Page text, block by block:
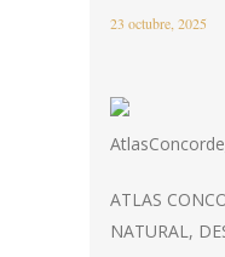
23 octubre, 2025
ATLAS
NATURAL,